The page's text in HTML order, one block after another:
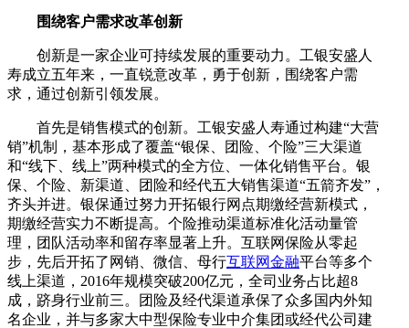
围绕客户需求改革创新
创新是一家企业可持续发展的重要动力。工银安盛人
寿成立五年来，一直锐意改革，勇于创新，围绕客户需
求，通过创新引领发展。
首先是销售模式的创新。工银安盛人寿通过构建“大营
销”机制，基本形成了覆盖“银保、团险、个险”三大渠道
和“线下、线上”两种模式的全方位、一体化销售平台。银
保、个险、新渠道、团险和经代五大销售渠道“五箭齐发”，
齐头并进。银保通过努力开拓银行网点期缴经营新模式，
期缴经营实力不断提高。个险推动渠道标准化活动量管
理，团队活动率和留存率显著上升。互联网保险从零起
步，先后开拓了网销、微信、母行互联网金融平台等多个
线上渠道，2016年规模突破200亿元，全司业务占比超8
成，跻身行业前三。团险及经代渠道承保了众多国内外知
名企业，并与多家大中型保险专业中介集团或经代公司建